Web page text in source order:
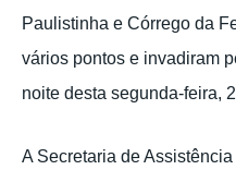
Paulistinha e Córrego da
vários pontos e invadiram
noite desta segunda-feira,
A Secretaria de